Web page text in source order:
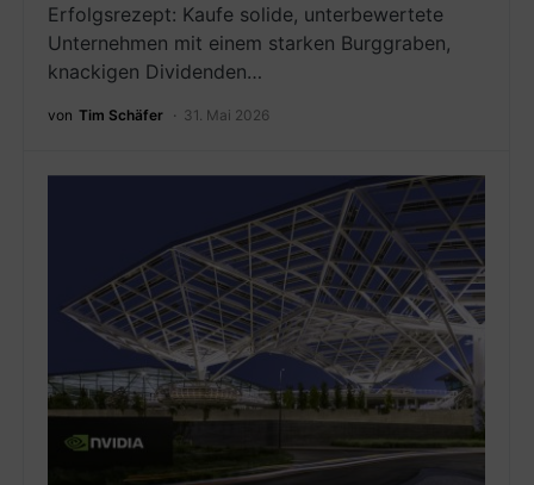
Erfolgsrezept: Kaufe solide, unterbewertete
Unternehmen mit einem starken Burggraben,
knackigen Dividenden…
von Tim Schäfer 31. Mai 2026